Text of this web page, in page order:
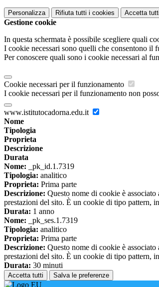
Personalizza Rifiuta tutti i cookies Accetta tutti
Gestione cookie
In questa schermata è possibile scegliere quali
I cookie necessari sono quelli che consentono il
Per conoscere quali sono i cookie necessari al
Cookie necessari per il funzionamento
I cookie necessari per il funzionamento non
www.istitutocadorna.edu.it
Nome
Tipologia
Proprieta
Descrizione
Durata
Nome: _pk_id.1.7319
Tipologia: analitico
Proprieta: Prima parte
Descrizione: Questo nome di cookie è
prestazioni del sito. È un cookie di tipo pattern,
Durata: 1 anno
Nome: _pk_ses.1.7319
Tipologia: analitico
Proprieta: Prima parte
Descrizione: Questo nome di cookie è
prestazioni del sito. È un cookie di tipo pattern,
Durata: 30 minuti
Accetta tutti Salva le preferenze